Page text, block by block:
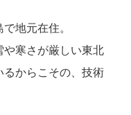
地元在住。
や寒さが厳しい東北
るからこその、技術